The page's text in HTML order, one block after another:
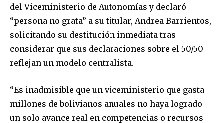
del Viceministerio de Autonomías y declaró
“persona no grata” a su titular, Andrea Barrientos,
solicitando su destitución inmediata tras
considerar que sus declaraciones sobre el 50/50
reflejan un modelo centralista.
“Es inadmisible que un viceministerio que gasta
millones de bolivianos anuales no haya logrado
un solo avance real en competencias o recursos